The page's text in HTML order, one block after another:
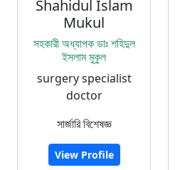
Shahidul Islam
Mukul
সহকারী অধ্যাপক ডাঃ শহিদুল
ইসলাম মুকুল
surgery specialist
doctor
সার্জারি বিশেষজ্ঞ
View Profile